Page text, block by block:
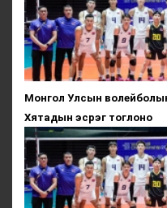
Монгол Улсын
Хятадын эсрэг тоглоно